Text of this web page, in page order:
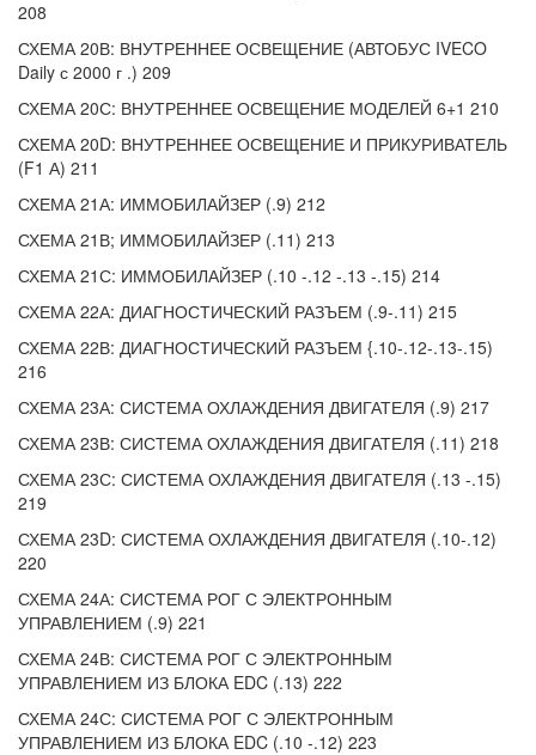
208
СХЕМА 20В: ВНУТРЕННЕЕ ОСВЕЩЕНИЕ (АВТОБУС IVECO
Daily с 2000 г .) 209
СХЕМА 20С: ВНУТРЕННЕЕ ОСВЕЩЕНИЕ МОДЕЛЕЙ 6+1 210
СХЕМА 20D: ВНУТРЕННЕЕ ОСВЕЩЕНИЕ И ПРИКУРИВАТЕЛЬ
(F1 А) 211
СХЕМА 21А: ИММОБИЛАЙЗЕР (.9) 212
СХЕМА 21В; ИММОБИЛАЙЗЕР (.11) 213
СХЕМА 21С: ИММОБИЛАЙЗЕР (.10 -.12 -.13 -.15) 214
СХЕМА 22А: ДИАГНОСТИЧЕСКИЙ РАЗЪЕМ (.9-.11) 215
СХЕМА 22В: ДИАГНОСТИЧЕСКИЙ РАЗЪЕМ {.10-.12-.13-.15)
216
СХЕМА 23А: СИСТЕМА ОХЛАЖДЕНИЯ ДВИГАТЕЛЯ (.9) 217
СХЕМА 23В: СИСТЕМА ОХЛАЖДЕНИЯ ДВИГАТЕЛЯ (.11) 218
СХЕМА 23С: СИСТЕМА ОХЛАЖДЕНИЯ ДВИГАТЕЛЯ (.13 -.15)
219
СХЕМА 23D: СИСТЕМА ОХЛАЖДЕНИЯ ДВИГАТЕЛЯ (.10-.12)
220
СХЕМА 24А: СИСТЕМА РОГ С ЭЛЕКТРОННЫМ
УПРАВЛЕНИЕМ (.9) 221
СХЕМА 24В: СИСТЕМА РОГ С ЭЛЕКТРОННЫМ
УПРАВЛЕНИЕМ ИЗ БЛОКА EDC (.13) 222
СХЕМА 24С: СИСТЕМА РОГ С ЭЛЕКТРОННЫМ
УПРАВЛЕНИЕМ ИЗ БЛОКА EDC (.10 -.12) 223